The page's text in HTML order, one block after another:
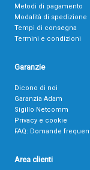
Metodi di pagamento
Modalità di spedizione
Tempi di consegna
Termini e condizioni
Garanzie
Dicono di noi
Garanzia Adam
Sigillo Netcomm
Privacy e cookie
FAQ: Domande
Area clienti